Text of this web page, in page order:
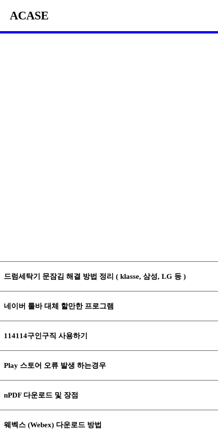
ACASE
드럼세탁기 문잠김 해결 방법 정리 ( klasse, 삼성, LG 등 )
네이버 툴바 대체 할만한 프로그램
114114구인구직 사용하기
Play 스토어 오류 발생 하는경우
nPDF 다운로드 및 장점
웨벡스 (Webex) 다운로드 방법